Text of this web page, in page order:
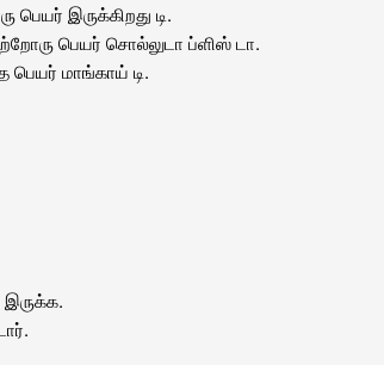
இருக்கிறது டி.
பெயர் சொல்லுடா ப்ளிஸ் டா.
மாங்காய் டி‌.